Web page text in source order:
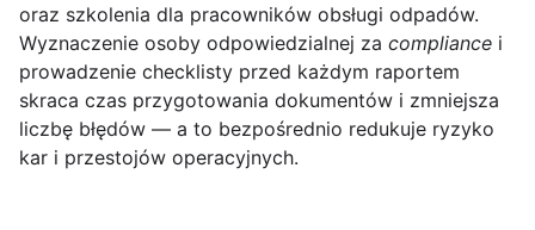
oraz szkolenia dla pracowników obsługi odpadów.
Wyznaczenie osoby odpowiedzialnej za compliance i
prowadzenie checklisty przed każdym raportem
skraca czas przygotowania dokumentów i zmniejsza
liczbę błędów — a to bezpośrednio redukuje ryzyko
kar i przestojów operacyjnych.